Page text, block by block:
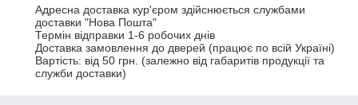
Адресна доставка кур'єром здійснюється службами
доставки "Нова Пошта"
Термін відправки 1-6 робочих днів
Доставка замовлення до дверей (працює по всій Україні)
Вартість: від 50 грн. (залежно від габаритів продукції та
служби доставки)